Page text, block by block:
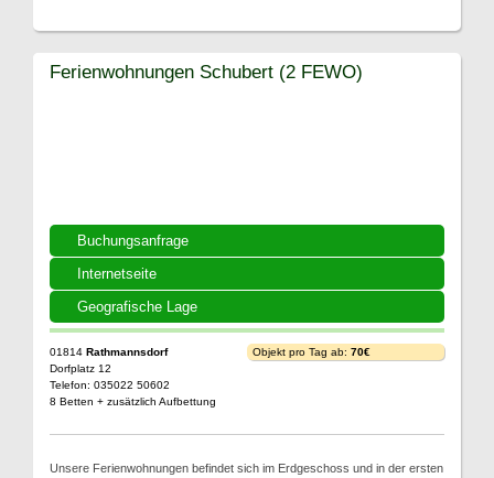
Buchungsanfrage
Internetseite
Geografische Lage
Ferienwohnungen Schubert (2 FEWO)
01814 Rathmannsdorf
Dorfplatz 12
Telefon: 035022 50602
8 Betten + zusätzlich Aufbettung
Objekt pro Tag ab: 70€
Unsere Ferienwohnungen befindet sich im Erdgeschoss und in der ersten